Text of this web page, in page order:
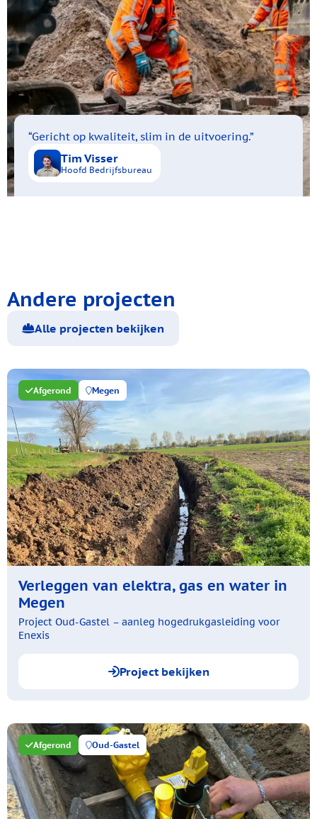
“Gericht op kwaliteit, slim in de uitvoering.”
Tim Visser
Hoofd Bedrijfsbureau
Andere projecten
Alle projecten bekijken
Afgerond Megen
Verleggen van elektra, gas en water in
Megen
Project Oud-Gastel – aanleg hogedrukgasleiding voor
Enexis
Project bekijken
Afgerond Oud-Gastel